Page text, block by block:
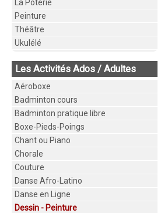
La Poterie
Peinture
Théâtre
Ukulélé
Les Activités Ados / Adultes
Aéroboxe
Badminton cours
Badminton pratique libre
Boxe-Pieds-Poings
Chant ou Piano
Chorale
Couture
Danse Afro-Latino
Danse en Ligne
Dessin - Peinture